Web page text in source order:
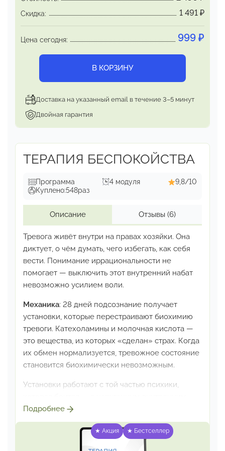
Скидка: 1 491 ₽
Цена сегодня: 999 ₽
В КОРЗИНУ
Доставка на указанный email в течение 3–5 минут
Двойная гарантия
ТЕРАПИЯ БЕСПОКОЙСТВА
Программа 4 модуля
9,8/10
Куплено:548раз
Описание Отзывы (6)
Тревога живёт внутри на правах хозяйки. Она
диктует, о чём думать, чего избегать, как себя
вести. Понимание иррациональности не
помогает — выключить этот внутренний набат
невозможно усилием воли.
Механика: 28 дней подсознание получает
установки, которые перестраивают биохимию
тревоги. Катехоламины и молочная кислота —
это вещества, из которых «сделан» страх. Когда
их обмен нормализуется, тревожное состояние
становится биохимически невозможным.
Установки работают с той частью психики,
ребёнком.Не через логику (она здесь
бессильна), а напрямуюв подсознание.
Постепенно формируется новыйвнутренний
диалог с этой частью себя. Воспоминания,
Подробнее
★ Акция ★ Бестселлер